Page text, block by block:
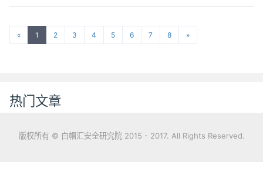
« 1 2 3 4 5 6 7 8 »
热门文章
版权所有 © 白帽汇安全研究院 2015 - 2017. All Rights Reserved.